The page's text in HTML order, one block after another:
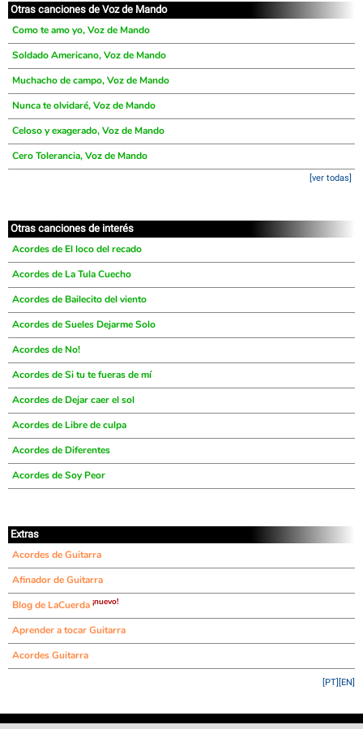
Otras canciones de Voz de Mando
Como te amo yo, Voz de Mando
Soldado Americano, Voz de Mando
Muchacho de campo, Voz de Mando
Nunca te olvidaré, Voz de Mando
Celoso y exagerado, Voz de Mando
Cero Tolerancia, Voz de Mando
[ver todas]
Otras canciones de interés
Acordes de El loco del recado
Acordes de La Tula Cuecho
Acordes de Bailecito del viento
Acordes de Sueles Dejarme Solo
Acordes de No!
Acordes de Si tu te fueras de mí
Acordes de Dejar caer el sol
Acordes de Libre de culpa
Acordes de Diferentes
Acordes de Soy Peor
Extras
Acordes de Guitarra
Afinador de Guitarra
Blog de LaCuerda ¡nuevo!
Aprender a tocar Guitarra
Acordes Guitarra
[EN]
[PT]